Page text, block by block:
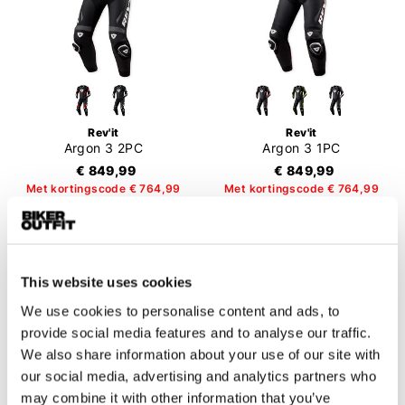
This website uses cookies
We use cookies to personalise content and ads, to
provide social media features and to analyse our traffic.
We also share information about your use of our site with
our social media, advertising and analytics partners who
may combine it with other information that you’ve
Rev'it
Argon 3 2PC
€ 849,99
Met kortingscode € 764,99
Rev'it
Argon 3 1PC
€ 849,99
Met kortingscode € 764,99